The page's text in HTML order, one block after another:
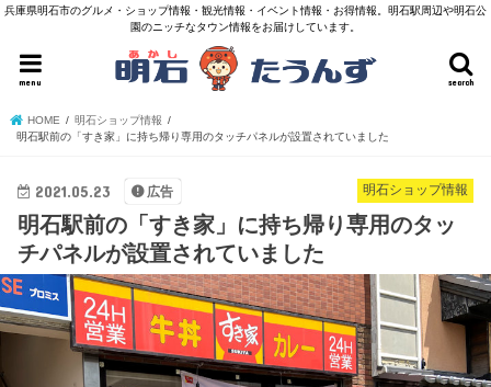
兵庫県明石市のグルメ・ショップ情報・観光情報・イベント情報・お得情報。明石駅周辺や明石公
園のニッチなタウン情報をお届けしています。
search
menu
HOME
明石ショップ情報
明石駅前の「すき家」に持ち帰り専用のタッチパネルが設置されていました
明石ショップ情報
2021.05.23 広告
明石駅前の「すき家」に持ち帰り専用のタッ
チパネルが設置されていました